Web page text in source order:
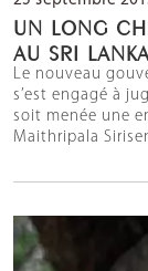
UN LONG
AU SRI
Le nouveau
s’est engagé à
soit menée une
Maithripala